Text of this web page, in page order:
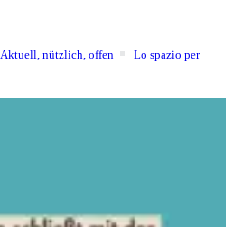
Aktuell, nützlich, offen
Lo spazio per